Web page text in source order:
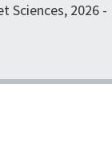
Sciences, 2026 -